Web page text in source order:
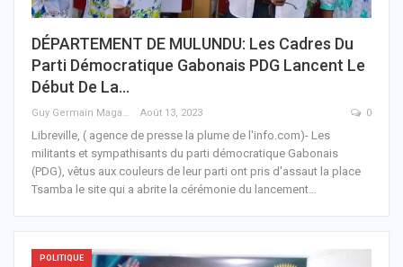
DÉPARTEMENT DE MULUNDU: Les Cadres Du
Parti Démocratique Gabonais PDG Lancent Le
Début De La…
Guy Germain Maganga Nziengui Août 13, 2023 0
Libreville, ( agence de presse la plume de l'info.com)- Les
militants et sympathisants du parti démocratique Gabonais
(PDG), vêtus aux couleurs de leur parti ont pris d'assaut la place
Tsamba le site qui a abrite la cérémonie du lancement…
POLITIQUE